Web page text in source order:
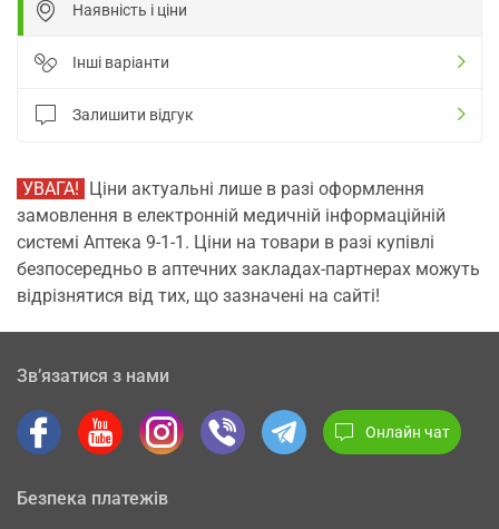
Наявність і ціни
Інші варіанти
Залишити відгук
УВАГА! Ціни актуальні лише в разі оформлення
замовлення в електронній медичній інформаційній
системі Аптека 9-1-1. Ціни на товари в разі купівлі
безпосередньо в аптечних закладах-партнерах можуть
відрізнятися від тих, що зазначені на сайті!
Зв’язатися з нами
Онлайн чат
Безпека платежів